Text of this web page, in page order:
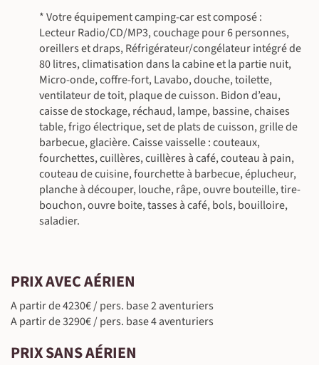
©
* Votre équipement camping-car est composé :
Lecteur Radio/CD/MP3, couchage pour 6 personnes,
oreillers et draps, Réfrigérateur/congélateur intégré de
80 litres, climatisation dans la cabine et la partie nuit,
Micro-onde, coffre-fort, Lavabo, douche, toilette,
ventilateur de toit, plaque de cuisson. Bidon d’eau,
caisse de stockage, réchaud, lampe, bassine, chaises
table, frigo électrique, set de plats de cuisson, grille de
barbecue, glacière. Caisse vaisselle : couteaux,
fourchettes, cuillères, cuillères à café, couteau à pain,
couteau de cuisine, fourchette à barbecue, éplucheur,
planche à découper, louche, râpe, ouvre bouteille, tire-
bouchon, ouvre boite, tasses à café, bols, bouilloire,
saladier.
PRIX AVEC AÉRIEN
A partir de 4230€ / pers. base 2 aventuriers
A partir de 3290€ / pers. base 4 aventuriers
PRIX SANS AÉRIEN